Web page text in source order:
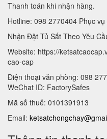
Thanh toán khi nhận hàng.
Hotline: 098 2770404 Phục vụ
Nhận Đặt Tủ Sắt Theo Yêu
Website: https://
cao-cap
Điện thoại văn phòng: 098
WeChat ID: FactorySafes
Mã số thuế: 0101391913
Email: